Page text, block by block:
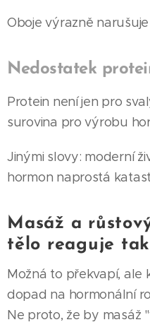
Oboje výrazně
Nedostatek
Protein není jen pro
surovina pro výrobu
Jinými slovy: moderní
hormon naprostá
Masáž a
tělo reaguje
Možná to překvapí, ale
dopad na hormonální
Ne proto, že by masáž